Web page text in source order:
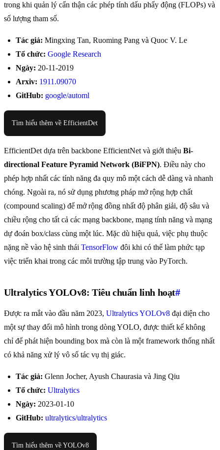
trong khi quản lý cẩn thận các phép tính dấu phẩy động (FLOPs) và
số lượng tham số.
Tác giả: Mingxing Tan, Ruoming Pang và Quoc V. Le
Tổ chức: Google Research
Ngày: 20-11-2019
Arxiv: 1911.09070
GitHub: google/automl
Tìm hiểu thêm về EfficientDet
EfficientDet dựa trên backbone EfficientNet và giới thiệu Bi-
directional Feature Pyramid Network (BiFPN). Điều này cho
phép hợp nhất các tính năng đa quy mô một cách dễ dàng và nhanh
chóng. Ngoài ra, nó sử dụng phương pháp mở rộng hợp chất
(compound scaling) để mở rộng đồng nhất độ phân giải, độ sâu và
chiều rộng cho tất cả các mạng backbone, mạng tính năng và mạng
dự đoán box/class cùng một lúc. Mặc dù hiệu quả, việc phụ thuộc
nặng nề vào hệ sinh thái TensorFlow đôi khi có thể làm phức tạp
việc triển khai trong các môi trường tập trung vào PyTorch.
Ultralytics YOLOv8: Tiêu chuẩn linh hoạt#
Được ra mắt vào đầu năm 2023, Ultralytics YOLOv8 đại diện cho
một sự thay đổi mô hình trong dòng YOLO, được thiết kế không
chỉ để phát hiện bounding box mà còn là một framework thống nhất
có khả năng xử lý vô số tác vụ thị giác.
Tác giả: Glenn Jocher, Ayush Chaurasia và Jing Qiu
Tổ chức: Ultralytics
Ngày: 2023-01-10
GitHub: ultralytics/ultralytics
Tìm hiểu thêm về YOLOv8